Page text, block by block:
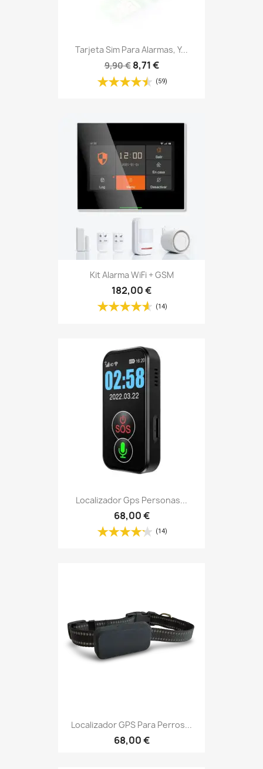
Tarjeta Sim Para Alarmas, Y...
9,90 € 8,71 €
(59)
Kit Alarma WiFi + GSM
182,00 €
(14)
Localizador Gps Personas...
68,00 €
(14)
Localizador GPS Para Perros...
68,00 €